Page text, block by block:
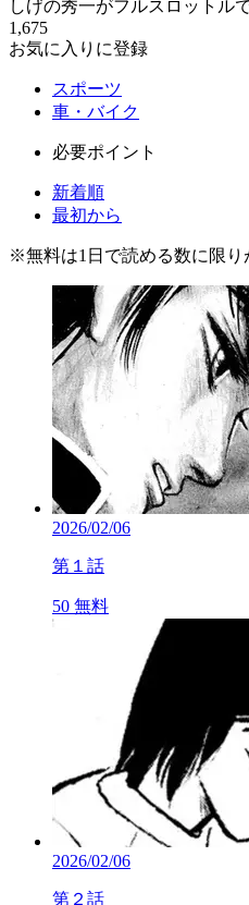
しげの秀一がフルスロットル
1,675
お気に入りに登録
スポーツ
車・バイク
必要ポイント
新着順
最初から
※無料は1日で読める数に限り
2026/02/06
第１話
50 無料
2026/02/06
第２話